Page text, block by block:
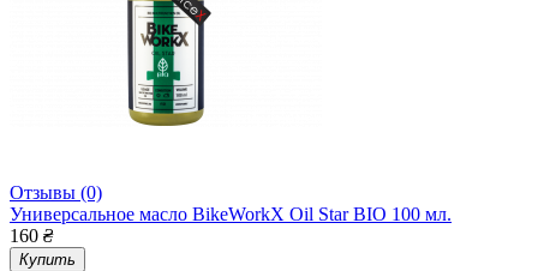
Отзывы (0)
Универсальное масло BikeWorkX Oil Star BIO 100 мл.
160 ₴
Купить